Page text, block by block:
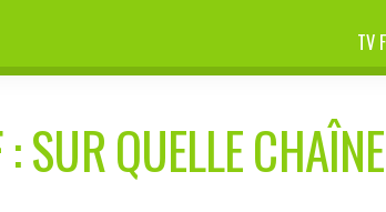
TV
: SUR QUELLE